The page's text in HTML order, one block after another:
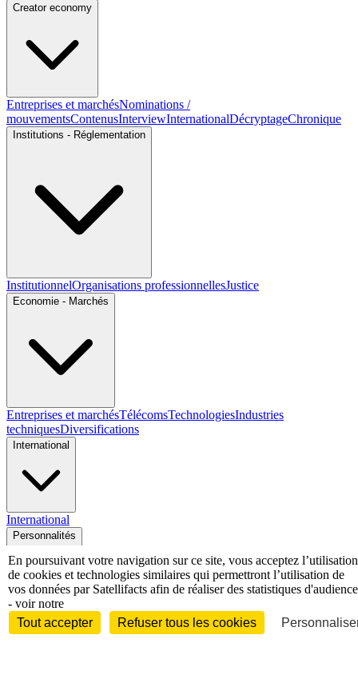
Creator economy
Entreprises et marchésNominations /
mouvementsContenusInterviewInternationalDécryptageChronique
Institutions - Réglementation
InstitutionnelOrganisations professionnellesJustice
Economie - Marchés
Entreprises et marchésTélécomsTechnologiesIndustries
techniquesDiversifications
International
International
Personnalités
Interview Biographies Nominations /
mouvementsDistinctionsDisparitions VerbatimAu fil des (e)X
En poursuivant votre navigation sur ce site, vous acceptez l’utilisation
de cookies et technologies similaires qui permettront l’utilisation de
vos données par Satellifacts afin de réaliser des statistiques d'audience
- voir notre
Tout accepter
Refuser tous les cookies